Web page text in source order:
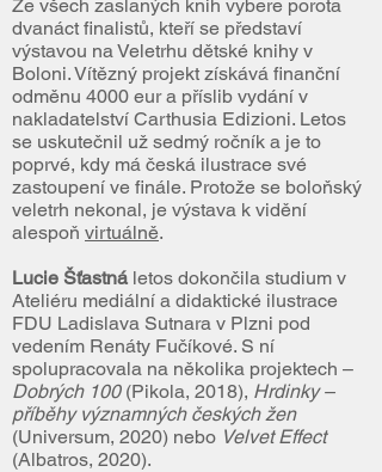
Ze všech zaslaných knih vybere porota
dvanáct finalistů, kteří se představí
výstavou na Veletrhu dětské knihy v
Boloni. Vítězný projekt získává finanční
odměnu 4000 eur a příslib vydání v
nakladatelství Carthusia Edizioni. Letos
se uskutečnil už sedmý ročník a je to
poprvé, kdy má česká ilustrace své
zastoupení ve finále. Protože se boloňský
veletrh nekonal, je výstava k vidění
alespoň virtuálně.
Lucie Šťastná letos dokončila studium v
Ateliéru mediální a didaktické ilustrace
FDU Ladislava Sutnara v Plzni pod
vedením Renáty Fučíkové. S ní
spolupracovala na několika projektech –
Dobrých 100(Pikola, 2018), Hrdinky –
příběhy významných českých žen
(Universum, 2020) nebo Velvet Effect
(Albatros, 2020).